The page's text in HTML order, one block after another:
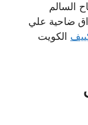
السالم
ضاحية علي
الكويت